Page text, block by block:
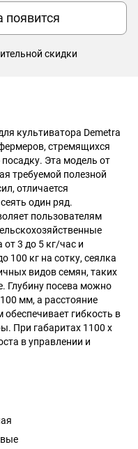
появится
скидки
культиватора Demetra
стремящихся
Эта модель от
требуемой полезной
отличается
один ряд.
пользователям
3 до 5 кг/час и
100 кг на сотку, сеялка
видов семян, таких
Глубину посева можно
мм, а расстояние
гибкость в
При габаритах 1100 x
в управлении и